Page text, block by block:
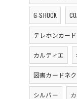
G-SHOCK
テレホンカード
カルティエ
図書カードネ
シルバー